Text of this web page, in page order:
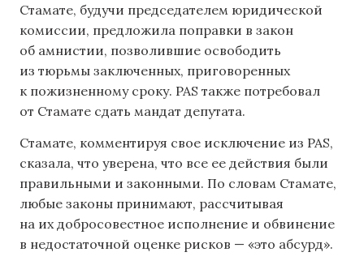
Стамате, будучи председателем юридической
комиссии, предложила поправки в закон
об амнистии, позволившие освободить
из тюрьмы заключенных, приговоренных
к пожизненному сроку. PAS также потребовал
от Стамате сдать мандат депутата.
Стамате, комментируя свое исключение из PAS,
сказала, что уверена, что все ее действия были
правильными и законными. По словам Стамате,
любые законы принимают, рассчитывая
на их добросовестное исполнение и обвинение
в недостаточной оценке рисков — «это абсурд».